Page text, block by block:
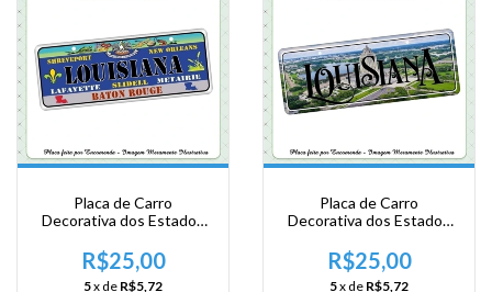
Placa de Carro
Decorativa dos Estados
USA - Area Sul - Louisiana
R$25,00
5x de R$5,72
Placa de Carro
Decorativa dos Estados
USA - Area Sul - Louisiana
R$25,00
5x de R$5,72